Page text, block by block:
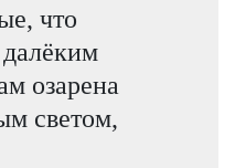
что
далёким
озарена
светом,